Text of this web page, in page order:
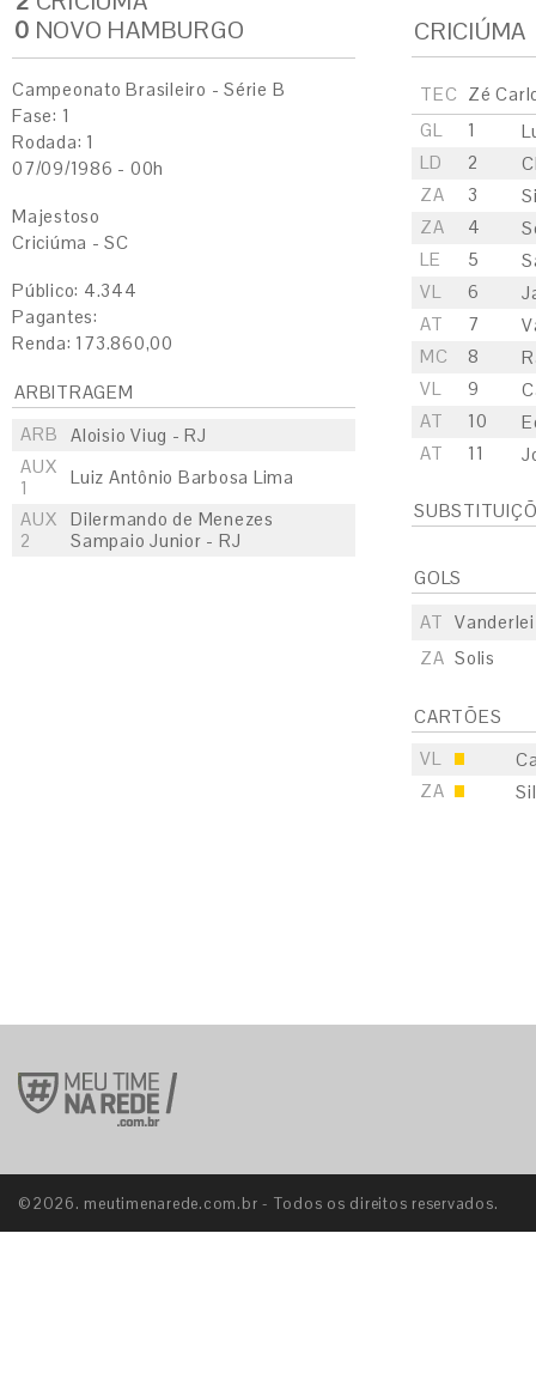
0 NOVO HAMBURGO
Campeonato Brasileiro - Série B
Fase: 1
Rodada: 1
07/09/1986 - 00h
Majestoso
Criciúma - SC
Público: 4.344
Pagantes:
Renda: 173.860,00
ARBITRAGEM
ARB
Aloisio Viug - RJ
AUX
1
Luiz Antônio Barbosa Lima
AUX
2
Dilermando de Menezes
Sampaio Junior - RJ
CRICIÚMA
TEC Zé
GL
1
LD
2
ZA
3
ZA
4
LE
5
VL
6
AT
7
MC
8
VL
9
AT
10
AT
11
GOLS
AT Vanderlei
ZA Solis
CARTÕES
VL
ZA
©2026. meutimenarede.com.br - Todos os direitos reservados.